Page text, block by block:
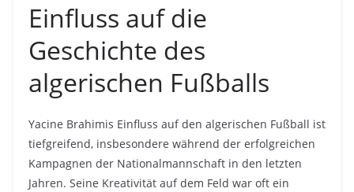
Einfluss auf die
Geschichte des
algerischen Fußballs
Yacine Brahimis Einfluss auf den algerischen Fußball ist
tiefgreifend, insbesondere während der erfolgreichen
Kampagnen der Nationalmannschaft in den letzten
Jahren. Seine Kreativität auf dem Feld war oft ein